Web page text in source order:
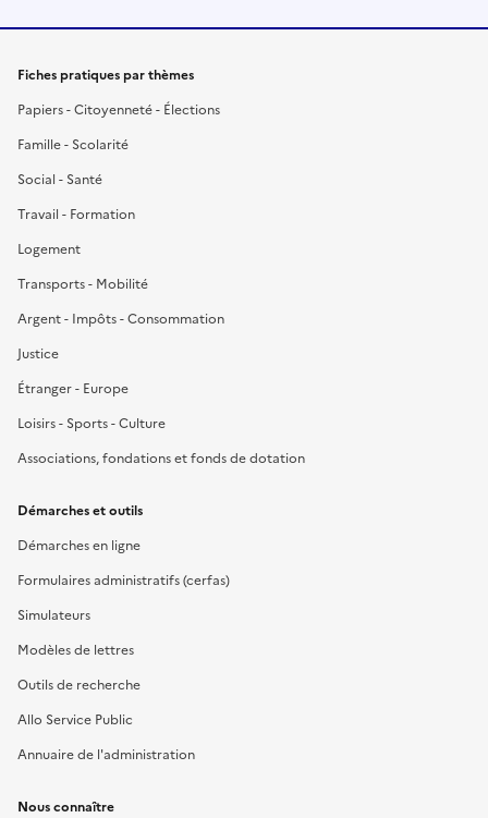
Fiches pratiques par thèmes
Papiers - Citoyenneté - Élections
Famille - Scolarité
Social - Santé
Travail - Formation
Logement
Transports - Mobilité
Argent - Impôts - Consommation
Justice
Étranger - Europe
Loisirs - Sports - Culture
Associations, fondations et fonds de dotation
Démarches et outils
Démarches en ligne
Formulaires administratifs (cerfas)
Simulateurs
Modèles de lettres
Outils de recherche
Allo Service Public
Annuaire de l'administration
Nous connaître